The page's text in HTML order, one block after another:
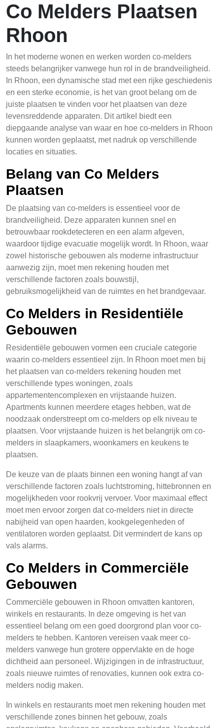
Co Melders Plaatsen
Rhoon
In het moderne wonen en werken worden co-melders
steeds belangrijker vanwege hun rol in de brandveiligheid.
In Rhoon, een dynamische stad met een rijke geschiedenis
en een sterke economie, is het van groot belang om de
juiste plaatsen te vinden voor het plaatsen van deze
levensreddende apparaten. Dit artikel biedt een
diepgaande analyse van waar en hoe co-melders in Rhoon
kunnen worden geplaatst, met nadruk op verschillende
locaties en situaties.
Belang van Co Melders
Plaatsen
De plaatsing van co-melders is essentieel voor de
brandveiligheid. Deze apparaten kunnen snel en
betrouwbaar rookdetecteren en een alarm afgeven,
waardoor tijdige evacuatie mogelijk wordt. In Rhoon, waar
zowel historische gebouwen als moderne infrastructuur
aanwezig zijn, moet men rekening houden met
verschillende factoren zoals bouwstijl,
gebruiksmogelijkheid van de ruimtes en het brandgevaar.
Co Melders in Residentiële
Gebouwen
Residentiële gebouwen vormen een cruciale categorie
waarin co-melders essentieel zijn. In Rhoon moet men bij
het plaatsen van co-melders rekening houden met
verschillende types woningen, zoals
appartementencomplexen en vrijstaande huizen.
Apartments kunnen meerdere etages hebben, wat de
noodzaak onderstreept om co-melders op elk niveau te
plaatsen. Voor vrijstaande huizen is het belangrijk om co-
melders in slaapkamers, woonkamers en keukens te
plaatsen.
De keuze van de plaats binnen een woning hangt af van
verschillende factoren zoals luchtstroming, hittebronnen en
mogelijkheden voor rookvrij vervoer. Voor maximaal effect
moet men ervoor zorgen dat co-melders niet in directe
nabijheid van open haarden, kookgelegenheden of
ventilatoren worden geplaatst. Dit vermindert de kans op
vals alarms.
Co Melders in Commerciële
Gebouwen
Commerciële gebouwen in Rhoon omvatten kantoren,
winkels en restaurants. In deze omgeving is het van
essentieel belang om een goed doorgrond plan voor co-
melders te hebben. Kantoren vereisen vaak meer co-
melders vanwege hun grotere oppervlakte en de hoge
dichtheid aan personeel. Wijzigingen in de infrastructuur,
zoals nieuwe ruimtes of renovaties, kunnen ook extra co-
melders nodig maken.
In winkels en restaurants moet men rekening houden met
verschillende zones binnen het gebouw, zoals